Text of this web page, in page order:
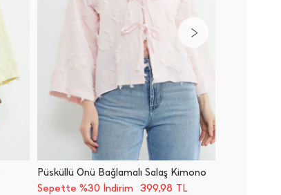
Püsküllü Önü Bağlamalı Salaş Kimono
Sepette %30 İndirim
399,98 TL